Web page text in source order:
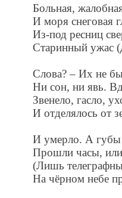
Больная,
И моря снеговая
Из-под ресниц
Старинный ужас
Слова? – Их не
Ни сон, ни явь.
Звенело, гасло,
И отделялось от
И умерло. А губы
Прошли часы,
(Лишь
На чёрном небе